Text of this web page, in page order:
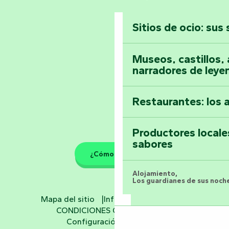
Toda la agenda
Sitios de ocio: sus
Museos, castillos,
narradores de
Restaurantes: los
Productores
sabores
Alojamiento,
Los guardianes de sus
Hoteles
¿Cómo llegar?
Mapa del sitio
Información jurídica
CONDICIONES GENERALES
Configuración de cookies